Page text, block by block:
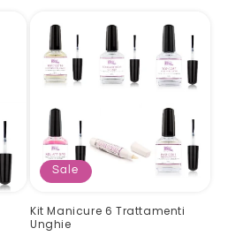
Sale
Kit Manicure 6 Trattamenti
Unghie